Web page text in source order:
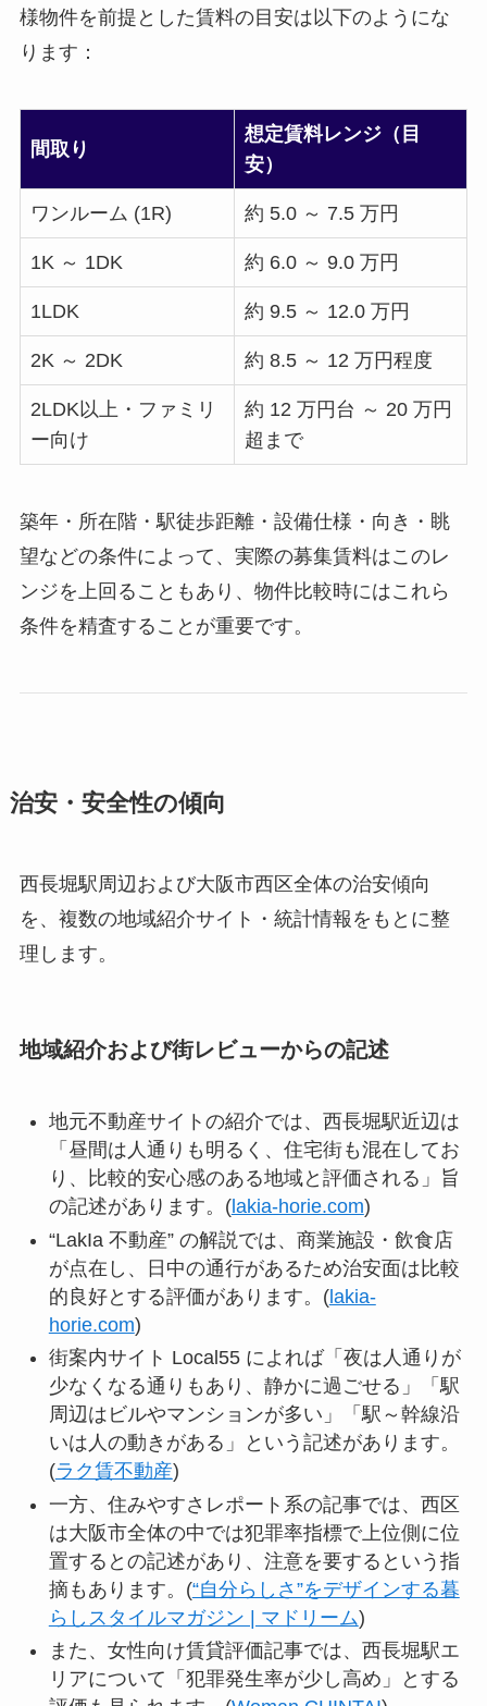
様物件を前提とした賃料の目安は以下のようにな
ります：
間取り
想定賃料レンジ（目
安）
ワンルーム (1R) 約 5.0 ～ 7.5 万円
1K ～ 1DK 約 6.0 ～ 9.0 万円
1LDK 約 9.5 ～ 12.0 万円
2K ～ 2DK 約 8.5 ～ 12 万円程度
2LDK以上・ファミリ
ー向け
約 12 万円台 ～ 20 万円
超まで
築年・所在階・駅徒歩距離・設備仕様・向き・眺
望などの条件によって、実際の募集賃料はこのレ
ンジを上回ることもあり、物件比較時にはこれら
条件を精査することが重要です。
治安・安全性の傾向
西長堀駅周辺および大阪市西区全体の治安傾向
を、複数の地域紹介サイト・統計情報をもとに整
理します。
地域紹介および街レビューからの記述
地元不動産サイトの紹介では、西長堀駅近辺は
「昼間は人通りも明るく、住宅街も混在してお
り、比較的安心感のある地域と評価される」旨
の記述があります。(lakia-horie.com)
“LakIa 不動産” の解説では、商業施設・飲食店
が点在し、日中の通行があるため治安面は比較
的良好とする評価があります。(lakia-
horie.com)
街案内サイト Local55 によれば「夜は人通りが
少なくなる通りもあり、静かに過ごせる」「駅
周辺はビルやマンションが多い」「駅～幹線沿
いは人の動きがある」という記述があります。
(ラク賃不動産)
一方、住みやすさレポート系の記事では、西区
は大阪市全体の中では犯罪率指標で上位側に位
置するとの記述があり、注意を要するという指
摘もあります。(“自分らしさ”をデザインする暮
らしスタイルマガジン | マドリーム)
また、女性向け賃貸評価記事では、西長堀駅エ
リアについて「犯罪発生率が少し高め」とする